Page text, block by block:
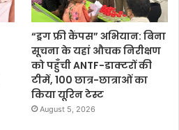
“ड्रग फ्री कैंपस” अभियान: बिना
सूचना के यहां औचक निरीक्षण
को पहुँची ANTF-डाक्टरों की
टीमें, 100 छात्र-छात्राओं का
किया यूरिन टेस्ट
August 5, 2026